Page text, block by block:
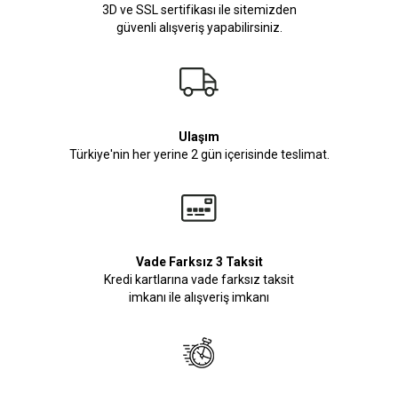
3D ve SSL sertifikası ile sitemizden
güvenli alışveriş yapabilirsiniz.
Ulaşım
Türkiye'nin her yerine 2 gün içerisinde teslimat.
Vade Farksız 3 Taksit
Kredi kartlarına vade farksız taksit
imkanı ile alışveriş imkanı